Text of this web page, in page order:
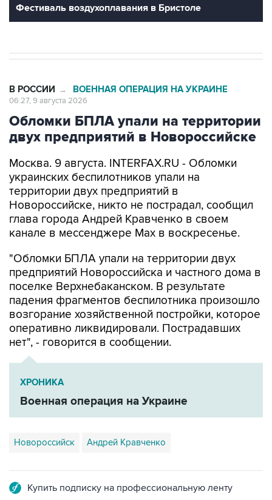
Фестиваль воздухоплавания в Бристоле
В РОССИИ → ВОЕННАЯ ОПЕРАЦИЯ НА УКРАИНЕ
06:27, 9 августа 2026
Обломки БПЛА упали на территории
двух предприятий в Новороссийске
Москва. 9 августа. INTERFAX.RU - Обломки
украинских беспилотников упали на
территории двух предприятий в
Новороссийске, никто не пострадал, сообщил
глава города Андрей Кравченко в своем
канале в мессенджере Max в воскресенье.
"Обломки БПЛА упали на территории двух
предприятий Новороссийска и частного дома в
поселке Верхнебаканском. В результате
падения фрагментов беспилотника произошло
возгорание хозяйственной постройки, которое
оперативно ликвидировали. Пострадавших
нет", - говорится в сообщении.
ХРОНИКА
Военная операция на Украине
Новороссийск Андрей Кравченко
Купить подписку на профессиональную ленту